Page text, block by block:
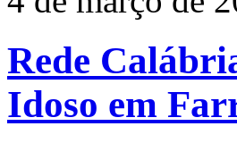
Rede
Idoso em